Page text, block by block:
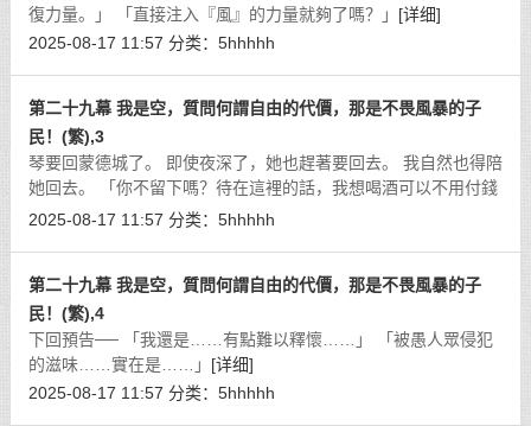
復力量。」 「直接注入『風』的力量就夠了嗎？」 [详细]
2025-08-17 11:57 分类： 5hhhhh
第二十九幕 我是空，質問何謂自由的代價，那是不畏風暴的子
民！(繁),3
琴要回蒙德城了。 即使夜深了，她也趕著要回去。 我自然也得陪
她回去。 「你不留下嗎？待在這裡的話，我想喝酒可以不用付錢
哦！」[详细]
2025-08-17 11:57 分类： 5hhhhh
第二十九幕 我是空，質問何謂自由的代價，那是不畏風暴的子
民！(繁),4
下回預告── 「我還是……有點難以釋懷……」 「被愚人眾侵犯
的滋味……實在是……」 [详细]
2025-08-17 11:57 分类： 5hhhhh